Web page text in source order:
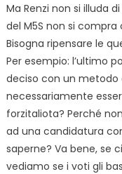
Ma Renzi non si illuda di
del M5S non si
Bisogna ripensare le
Per esempio: l’ultimo
deciso con un metodo
necessariamente
forzitaliota? Perché
ad una candidatura
saperne? Va bene, se
vediamo se i voti gli